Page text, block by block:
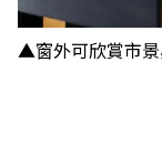
▲窗外可欣賞市景